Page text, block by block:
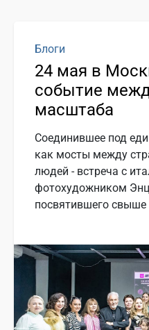
Блоги
24 мая в
событие
масштаба
Соединившее под
как мосты между
людей - встреча с
фотохудожником
посвятившего свыше